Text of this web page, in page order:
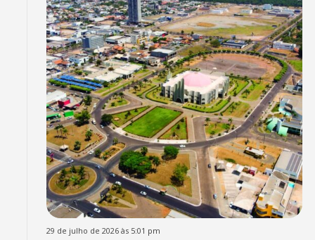
29 de julho de 2026 às 5:01 pm